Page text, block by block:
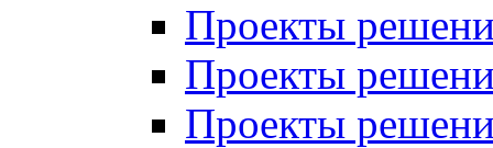
Проекты
Проекты
Проекты